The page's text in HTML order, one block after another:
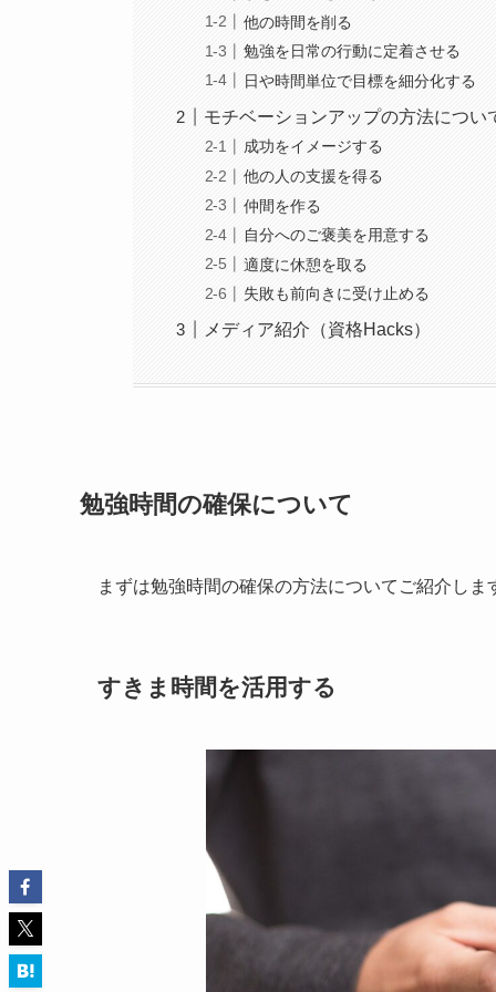
他の時間を削る
勉強を日常の行動に定着させる
日や時間単位で目標を細分化する
モチベーションアップの方法につい
成功をイメージする
他の人の支援を得る
仲間を作る
自分へのご褒美を用意する
適度に休憩を取る
失敗も前向きに受け止める
メディア紹介（資格Hacks）
勉強時間の確保について
まずは勉強時間の確保の方法についてご紹介しま
すきま時間を活用する